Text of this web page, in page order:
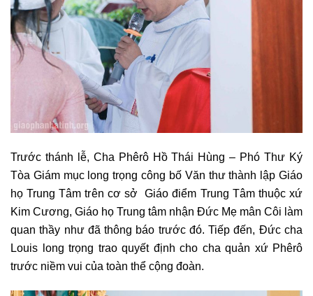
Trước thánh lễ, Cha Phêrô Hồ Thái Hùng – Phó Thư Ký
Tòa Giám mục long trọng công bố Văn thư thành lập Giáo
họ Trung Tâm trên cơ sở Giáo điểm Trung Tâm thuộc xứ
Kim Cương, Giáo họ Trung tâm nhận Đức Mẹ mân Côi làm
quan thầy như đã thông báo trước đó. Tiếp đến, Đức cha
Louis long trọng trao quyết định cho cha quản xứ Phêrô
trước niềm vui của toàn thể cộng đoàn.